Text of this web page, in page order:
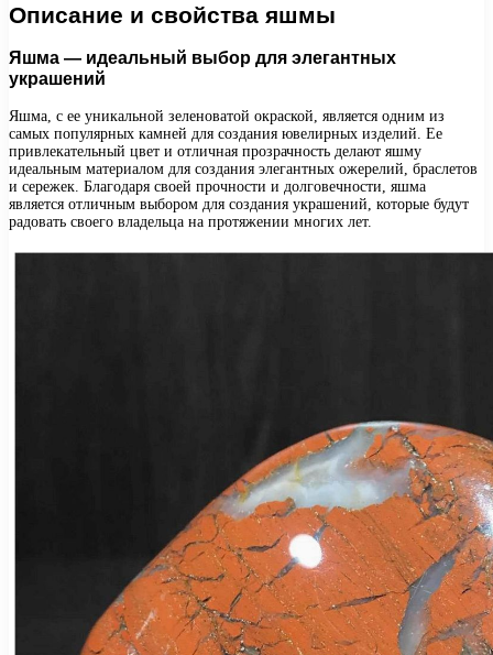
Описание и свойства яшмы
Яшма — идеальный выбор для элегантных
украшений
Яшма, с ее уникальной зеленоватой окраской, является одним из
самых популярных камней для создания ювелирных изделий. Ее
привлекательный цвет и отличная прозрачность делают яшму
идеальным материалом для создания элегантных ожерелий, браслетов
и сережек. Благодаря своей прочности и долговечности, яшма
является отличным выбором для создания украшений, которые будут
радовать своего владельца на протяжении многих лет.